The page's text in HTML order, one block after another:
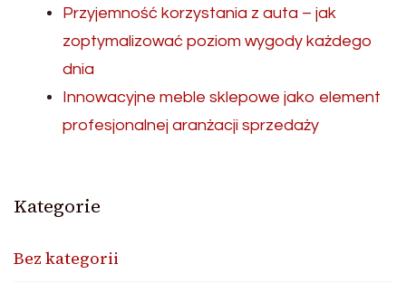
Przyjemność korzystania z auta – jak
zoptymalizować poziom wygody każdego
dnia
Innowacyjne meble sklepowe jako element
profesjonalnej aranżacji sprzedaży
Kategorie
Bez kategorii